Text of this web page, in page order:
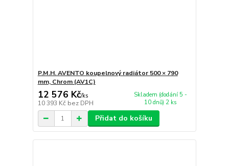
P.M.H. AVENTO koupelnový radiátor 500 × 790
mm, Chrom (AV1C)
12 576 Kč/ks
10 393 Kč bez DPH
Skladem (dodání 5 -
10 dnů) 2 ks
Přidat do košíku